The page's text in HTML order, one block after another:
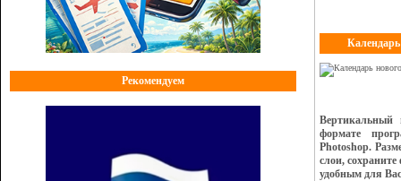
Рекомендуем
Вертикальный
формате
Photoshop.
слои,
удобным для